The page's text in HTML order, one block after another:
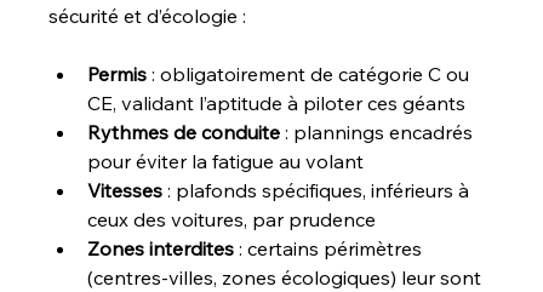
sécurité et d’écologie :
Permis : obligatoirement de catégorie C ou
CE, validant l’aptitude à piloter ces géants
Rythmes de conduite : plannings encadrés
pour éviter la fatigue au volant
Vitesses : plafonds spécifiques, inférieurs à
ceux des voitures, par prudence
Zones interdites : certains périmètres
(centres-villes, zones écologiques) leur sont